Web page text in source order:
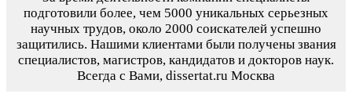
подготовили более, чем 5000 уникальных серьезных
научных трудов, около 2000 соискателей успешно
защитились. Нашими клиентами были получены звания
специалистов, магистров, кандидатов и докторов наук.
Всегда с Вами, dissertat.ru Москва